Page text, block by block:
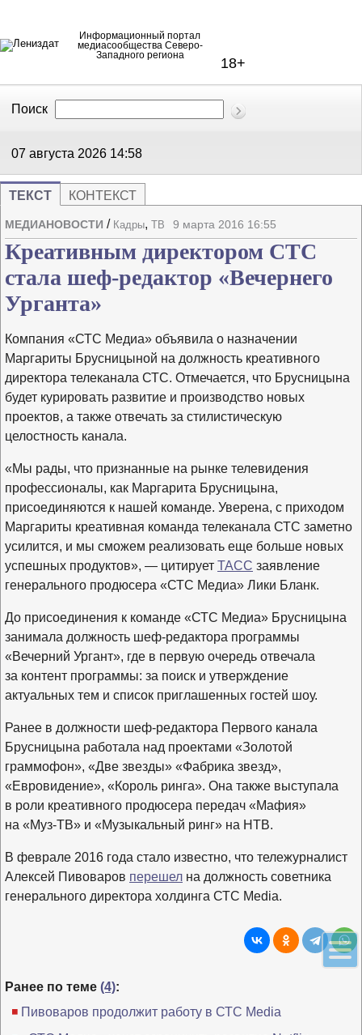
Информационный портал
медиасообщества Северо-
Западного региона
18+
Поиск
07 августа 2026 14:58
ТЕКСТ КОНТЕКСТ
МЕДИАНОВОСТИ / Кадры, ТВ 9 марта 2016 16:55
Креативным директором СТС
стала шеф-редактор «Вечернего
Урганта»
Компания «СТС Медиа» объявила о назначении
Маргариты Брусницыной на должность креативного
директора телеканала СТС. Отмечается, что Брусницына
будет курировать развитие и производство новых
проектов, а также отвечать за стилистическую
целостность канала.
«Мы рады, что признанные на рынке телевидения
профессионалы, как Маргарита Брусницына,
присоединяются к нашей команде. Уверена, с приходом
Маргариты креативная команда телеканала СТС заметно
усилится, и мы сможем реализовать еще больше новых
успешных продуктов», — цитирует ТАСС заявление
генерального продюсера «СТС Медиа» Лики Бланк.
До присоединения к команде «СТС Медиа» Брусницына
занимала должность шеф-редактора программы
«Вечерний Ургант», где в первую очередь отвечала
за контент программы: за поиск и утверждение
актуальных тем и список приглашенных гостей шоу.
Ранее в должности шеф-редактора Первого канала
Брусницына работала над проектами «Золотой
граммофон», «Две звезды» «Фабрика звезд»,
«Евровидение», «Король ринга». Она также выступала
в роли креативного продюсера передач «Мафия»
на «Муз-ТВ» и «Музыкальный ринг» на НТВ.
В феврале 2016 года стало известно, что тележурналист
Алексей Пивоваров перешел на должность советника
генерального директора холдинга СТС Media.
Ранее по теме (4):
Пивоваров продолжит работу в СТС Media